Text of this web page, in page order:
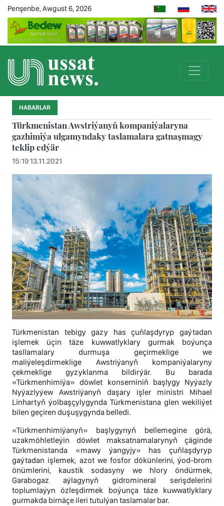
Penşenbe, Awgust 6, 2026
HABARLAR
Türkmenistan Awstriýanyň kompaniýalaryna
gazhimiýa ulgamyndaky taslamalara gatnaşmagy
teklip edýär
15:19 13.11.2021
Türkmenistan tebigy gazy has çuňlaşdyryp gaýtadan
işlemek üçin täze kuwwatlyklary gurmak boýunça
tasllamalary durmuşa geçirmeklige we
maliýeleşdirmeklige Awstriýanyň kompaniýalaryny
çekmeklige gyzyklanma bildirýär. Bu barada
«Türkmenhimiýa» döwlet konserniniň başlygy Nyýazly
Nyýazlyýew Awstriýanyň daşary işler ministri Mihael
Linhartyň ýolbaşçylygynda Türkmenistana glen wekiliýet
bilen geçiren duşuşygynda belledi.
«Türkmenhimiýanyň» başlygynyň bellemegine görä,
uzakmöhletleýin döwlet maksatnamalarynyň çäginde
Türkmenistanda «mawy ýangyjy» has çuňlaşdyryp
gaýtadan işlemek, azot we fosfor dökünlerini, ýod-brom
önümlerini, kaustik sodasyny we hlory öndürmek,
Garabogaz aýlagynyň gidromineral serişdelerini
toplumlaýyn özleşdirmek boýunça täze kuwwatlyklary
gurmakda birnäçe ileri tutulýan taslamalar bar.